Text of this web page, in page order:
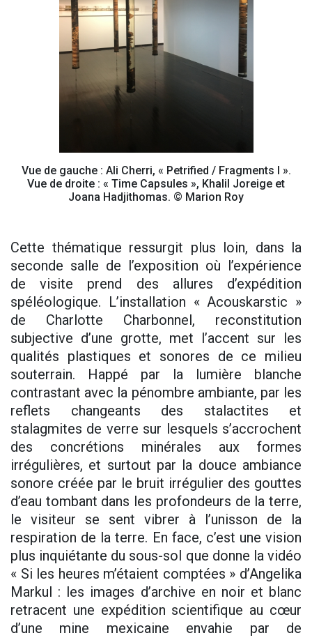
Vue de gauche : Ali Cherri, « Petrified / Fragments I ».
Vue de droite : « Time Capsules », Khalil Joreige et
Joana Hadjithomas. © Marion Roy
Cette thématique ressurgit plus loin, dans la
seconde salle de l’exposition où l’expérience
de visite prend des allures d’expédition
spéléologique. L’installation « Acouskarstic »
de Charlotte Charbonnel, reconstitution
subjective d’une grotte, met l’accent sur les
qualités plastiques et sonores de ce milieu
souterrain. Happé par la lumière blanche
contrastant avec la pénombre ambiante, par les
reflets changeants des stalactites et
stalagmites de verre sur lesquels s’accrochent
des concrétions minérales aux formes
irrégulières, et surtout par la douce ambiance
sonore créée par le bruit irrégulier des gouttes
d’eau tombant dans les profondeurs de la terre,
le visiteur se sent vibrer à l’unisson de la
respiration de la terre. En face, c’est une vision
plus inquiétante du sous-sol que donne la vidéo
« Si les heures m’étaient comptées » d’Angelika
Markul : les images d’archive en noir et blanc
retracent une expédition scientifique au cœur
d’une mine mexicaine envahie par de